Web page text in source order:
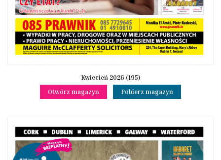
Kwiecień 2026 (195)
Otwórz magazyn
Pobierz magazyn